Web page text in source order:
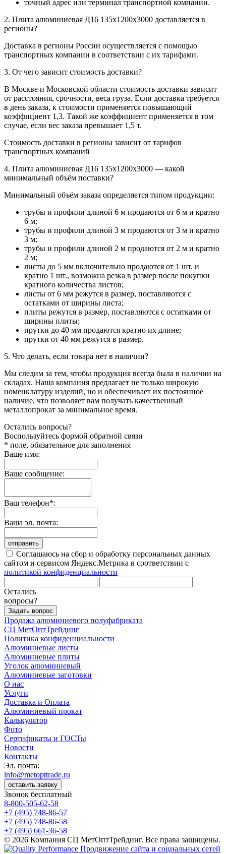
точный адрес или терминал транспортной компании.
2. Плита алюминиевая Д16 135х1200х3000 доставляется в
регионы?
Доставка в регионы России осуществляется с помощью
транспортных компании в соответствии с их тарифами.
3. От чего зависит стоимость доставки?
В Москве и Московской области стоимость доставки зависит
от расстояния, срочности, веса груза. Если доставка требуется
в день заказа, к стоимости применяется повышающий
коэффициент 1,3. Такой же коэффициент применяется в том
случае, если вес заказа превышает 1,5 т.
Стоимость доставки в регионы зависит от тарифов
транспортных компаний
4. Плита алюминиевая Д16 135х1200х3000 — какой
минимальный объём поставки?
Минимальный объём заказа определяется типом продукции:
трубы и профили длиной 6 м продаются от 6 м и кратно
6 м;
трубы и профили длиной 3 м продаются от 3 м и кратно
3 м;
трубы и профили длиной 2 м продаются от 2 м и кратно
2 м;
листы до 5 мм включительно продаются от 1 шт. и
кратно 1 шт., возможна резка в размер после покупки
кратного количества листов;
листы от 6 мм режутся в размер, поставляются с
остатками от ширины листа;
плиты режутся в размер, поставляются с остатками от
ширины плиты;
прутки до 40 мм продаются кратно их длине;
прутки от 40 мм режутся в размер.
5. Что делать, если товара нет в наличии?
Мы следим за тем, чтобы продукция всегда была в наличии на
складах. Наша компания предлагает не только широкую
номенклатуру изделий, но и обеспечивает их постоянное
наличие, что позволяет вам получать качественный
металлопрокат за минимальное время.
Остались вопросы?
Воспользуйтесь формой обратной связи
* поле, обязательное для заполнения
Ваше имя:
Ваше сообщение:
Ваш телефон*:
Ваша эл. почта:
отправить
Соглашаюсь на сбор и обработку персональных данных
сайтом и сервисом Яндекс.Метрика в соответствии с
политикой конфиденциальности
Остались
вопросы?
Задать вопрос
Продажа алюминиевого полуфабриката
СЦ МетОптТрейдинг
Политика конфиденциальности
Алюминиевые листы
Алюминиевые плиты
Уголок алюминиевый
Алюминиевые заготовки
О нас
Услуги
Доставка и Оплата
Алюминиевый прокат
Калькулятор
Фото
Сертификаты и ГОСТы
Новости
Контакты
Эл. почта:
info@metopttrade.ru
оставить заявку
Звонок бесплатный
8-800-505-62-58
+7 (495) 748-86-57
+7 (495) 748-86-58
+7 (495) 661-36-58
© 2026 Компания СЦ МетОптТрейдинг. Все права защищены.
Продвижение сайта и социальных сетей